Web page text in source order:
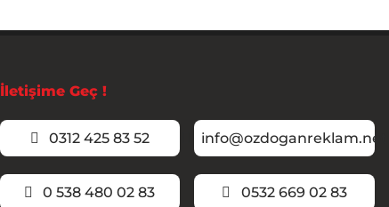
İletişime Geç !
0312 425 83 52 info@ozdoganreklam.net
0 538 480 02 83 0532 669 02 83